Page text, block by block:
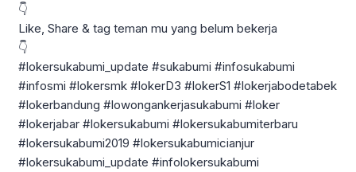
👇
Like, Share & tag teman mu yang belum bekerja
👇
#lokersukabumi_update #sukabumi #infosukabumi
#infosmi #lokersmk #lokerD3 #lokerS1 #lokerjabodetabek
#lokerbandung #lowongankerjasukabumi #loker
#lokerjabar #lokersukabumi #lokersukabumiterbaru
#lokersukabumi2019 #lokersukabumicianjur
#lokersukabumi_update #infolokersukabumi